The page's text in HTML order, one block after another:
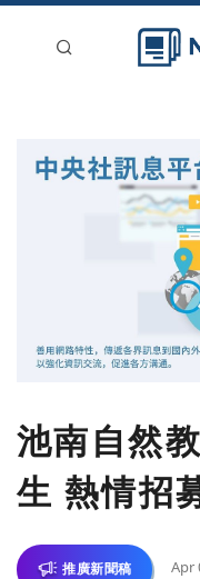
池南自然
生 熱情招
推廣新聞稿 Apr